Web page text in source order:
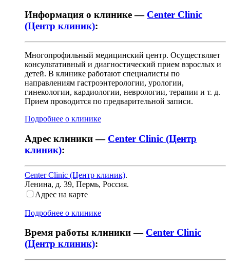
Информация о клинике — Center Clinic
(Центр клиник):
Многопрофильный медицинский центр. Осуществляет
консультативный и диагностический прием взрослых и
детей. В клинике работают специалисты по
направлениям гастроэнтерологии, урологии,
гинекологии, кардиологии, неврологии, терапии и т. д.
Прием проводится по предварительной записи.
Подробнее о клинике
Адрес клиники — Center Clinic (Центр
клиник):
Center Clinic (Центр клиник).
Ленина, д. 39, Пермь, Россия.
Адрес на карте
Подробнее о клинике
Время работы клиники — Center Clinic
(Центр клиник):